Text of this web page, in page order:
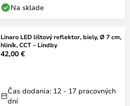
Na sklade
Linaro LED lištový reflektor, biely, Ø 7 cm,
hliník, CCT – Lindby
42,00 €
Čas dodania: 12 - 17 pracovných
dní